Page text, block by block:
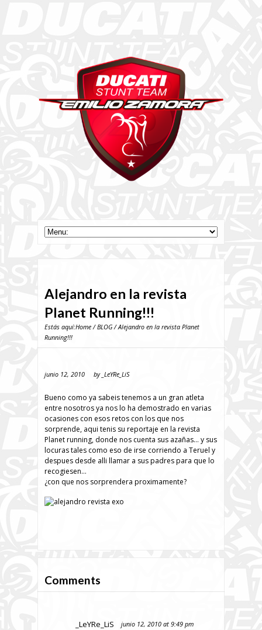
Alejandro en la revista
Planet Running!!!
Estás aquí:Home/BLOG/ Alejandro en la revista Planet
Running!!!
junio 12, 2010 by _LeYRe_LiS
Bueno como ya sabeis tenemos a un gran atleta
entre nosotros ya nos lo ha demostrado en varias
ocasiones con esos retos con los que nos
sorprende, aqui tenis su reportaje en la revista
Planet running, donde nos cuenta sus azañas… y sus
locuras tales como eso de irse corriendo a Teruel y
despues desde alli llamar a sus padres para que lo
recogiesen…
¿con que nos sorprendera proximamente?
Comments
_LeYRe_LiS junio 12, 2010 at 9:49 pm